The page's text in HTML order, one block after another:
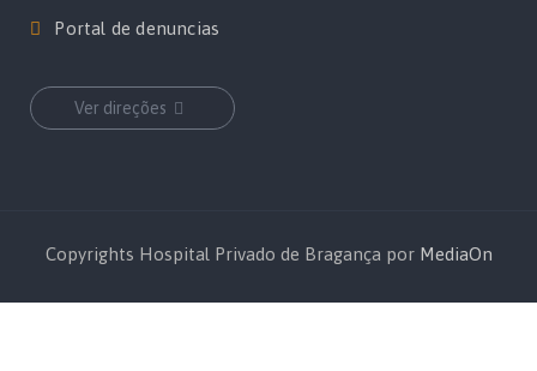
Portal de denuncias
Ver direções
Copyrights Hospital Privado de Bragança por MediaOn